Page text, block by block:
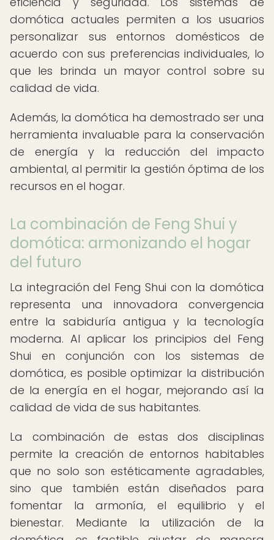
domótica actuales permiten a los usuarios
personalizar sus entornos domésticos de
acuerdo con sus preferencias individuales, lo
que les brinda un mayor control sobre su
calidad de vida.
Además, la domótica ha demostrado ser una
herramienta invaluable para la conservación
de energía y la reducción del impacto
ambiental, al permitir la gestión óptima de los
recursos en el hogar.
La combinación de Feng Shui y
domótica: armonizando el hogar
del futuro
La integración del Feng Shui con la domótica
representa una innovadora convergencia
entre la sabiduría antigua y la tecnología
moderna. Al aplicar los principios del Feng
Shui en conjunción con los sistemas de
domótica, es posible optimizar la distribución
de la energía en el hogar, mejorando así la
calidad de vida de sus habitantes.
La combinación de estas dos disciplinas
permite la creación de entornos habitables
que no solo son estéticamente agradables,
sino que también están diseñados para
fomentar la armonía, el equilibrio y el
bienestar. Mediante la utilización de la